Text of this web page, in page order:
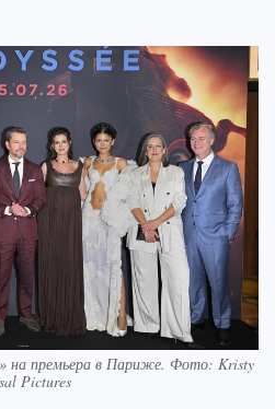
на премьера в Париже. Фото: Kristy
Pictures